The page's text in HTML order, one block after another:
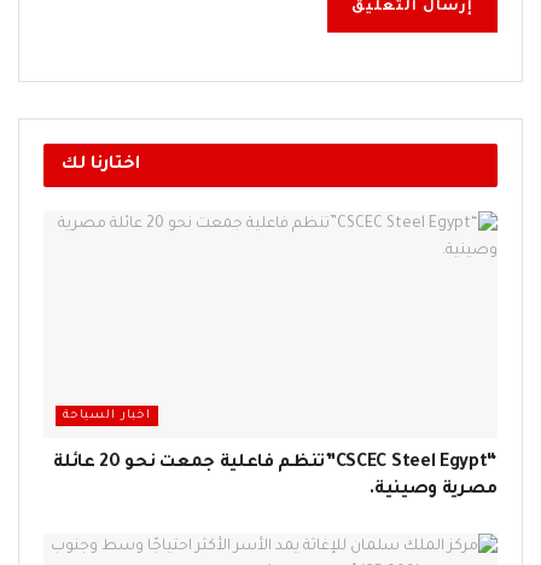
اختارنا لك
اخبار السياحة
“CSCEC Steel Egypt”تنظم فاعلية جمعت نحو 20 عائلة
مصرية وصينية.